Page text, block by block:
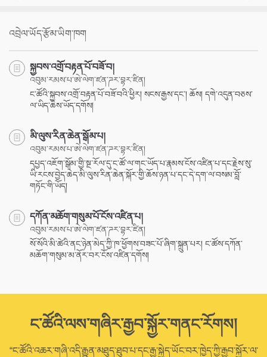
འབྲེལ་ཡོད་རྩོམ་ཡིག་ཁག
སྐྱབས་འགྲོ་བརྟན་པོ་བཟོ་བ།
འབུམ་རམས་པ་ཨེ་ལེག་ཛན་ཌར་བྷར་ཛིན།
ང་ཚོའི་སྐྱབས་འགྲོ་བརྟན་པོ་བཟོ་བའི་ཕྱིར། སངས་རྒྱས་དང་། ཆོས། དགེ་འདུན་བཅས་
ལ་ཡིད་ཆེས་ཡོད་དགོས།
མི་ལུས་རིན་ཆེན་སྒོམ་པ།
འབུམ་རམས་པ་ཨེ་ལེག་ཛན་ཌར་བྷར་ཛིན།
དཔྱད་འཇོག་སྒོམ་གྱི་སྔ་རོལ་དུ་ང་ཚོ་ལ་གང་ཡོད་པ་རྣམས་ངོས་འཛིན་པ་དང་རྗེས་སུ་
ཡི་རངས་བྱེད་ཆེད་མི་ལུས་རིན་ཆེན་སྐོར་གྱི་ཆོས་ཉན་པ་དང་དེ་དག་ལ་བསམ་བློ་
གཏོང་གི་ཡོད།
དཀོན་མཆོག་གསུམ་པོ་ངོས་འཛིན་པ།
འབུམ་རམས་པ་ཨེ་ལེག་ཛན་ཌར་བྷར་ཛིན།
སོ་སོའི་མི་ཚེའི་ནང་ཉེན་མེད་ཀྱི་ཁ་ཕྱོགས་བཟང་པོ་ཞིག་སྐྲུན་པར། ང་ཚོས་དཀོན་
མཆོག་གསུམ་མ་ནོར་བར་ངོས་འཛིན་དགོས།
ང་ཚོའི་ལས་གཞིར་རྒྱབ་སྐྱོར་གནང་རོགས།
“ང་ཚོའི་འཆར་གཞི་འདི་རྒྱུན་མཐུད་ཐུབ་པ་དང་རྒྱ་སྐྱེད་ཡོང་བར་ཁྱེད་ཀྱི་རྒྱབ་སྐྱོར་ལ་